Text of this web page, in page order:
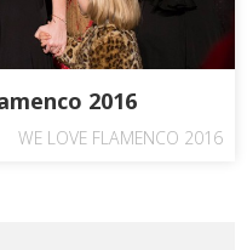
2016
WE LOVE FLAMENCO 2016